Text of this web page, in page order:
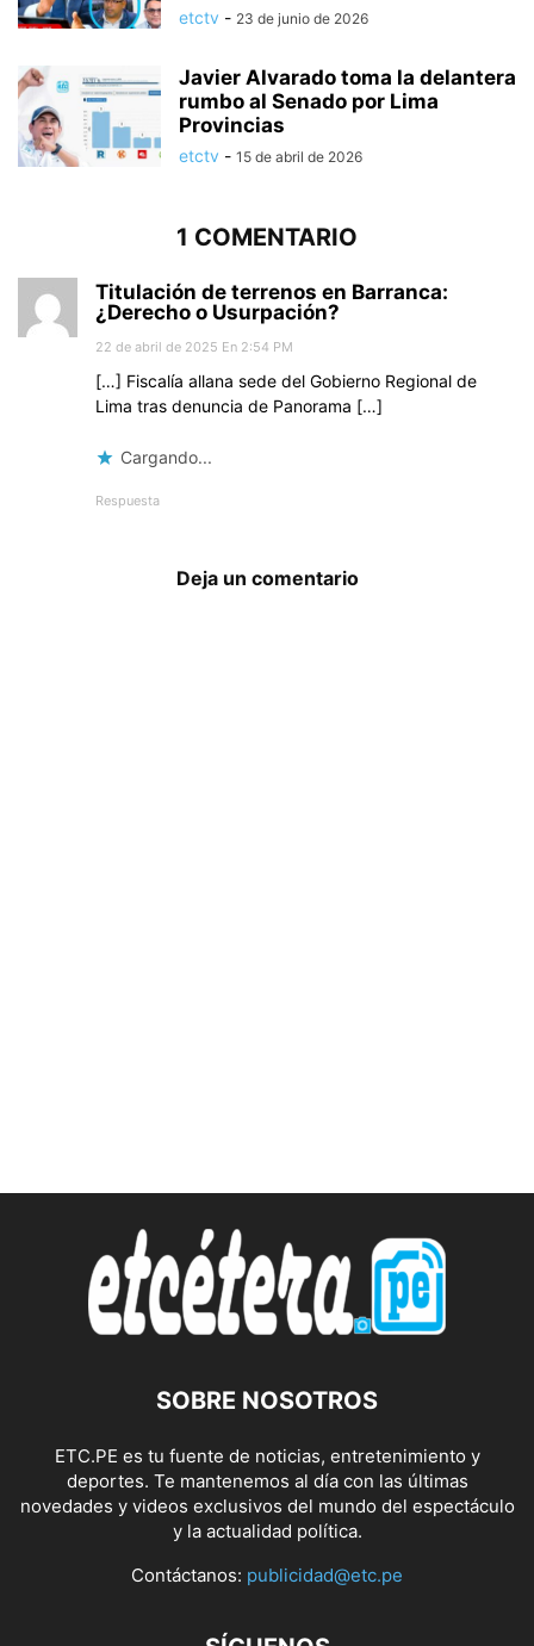
etctv - 23 de junio de 2026
Javier Alvarado toma la delantera
rumbo al Senado por Lima
Provincias
etctv - 15 de abril de 2026
1 COMENTARIO
Titulación de terrenos en Barranca:
¿Derecho o Usurpación?
22 de abril de 2025 En 2:54 PM
[…] Fiscalía allana sede del Gobierno Regional de
Lima tras denuncia de Panorama […]
Cargando...
Respuesta
Deja un comentario
SOBRE NOSOTROS
ETC.PE es tu fuente de noticias, entretenimiento y
deportes. Te mantenemos al día con las últimas
novedades y videos exclusivos del mundo del espectáculo
y la actualidad política.
Contáctanos: publicidad@etc.pe